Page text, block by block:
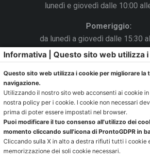
lunedì e giovedì dalle 10:00
Pomeriggio:
da lunedì a giovedì dalle 15:30
Venerdì chiuso
La Segreteria si trova al C.s. Pertini con
Gubellini n.7 al primo
Ufficio
Informativa | Questo sito web utilizza
Questo sito web utilizza i cookie per migliorare la
navigazione.
Utilizzando il nostro sito web acconsenti ai cookie
nostra policy per i cookie. I cookie non necessari
prima di poter essere impostati nel browser.
Puoi modificare il tuo consenso all'utilizzo dei
momento cliccando sull'icona di ProntoGDPR in
Cliccando sulla X in alto a destra rifiuti tutti i cookie
memorizzazione dei soli cookie necessari.